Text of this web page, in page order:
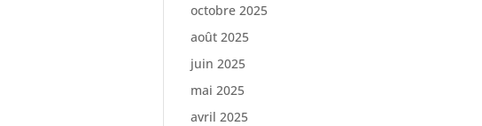
octobre 2025
août 2025
juin 2025
mai 2025
avril 2025